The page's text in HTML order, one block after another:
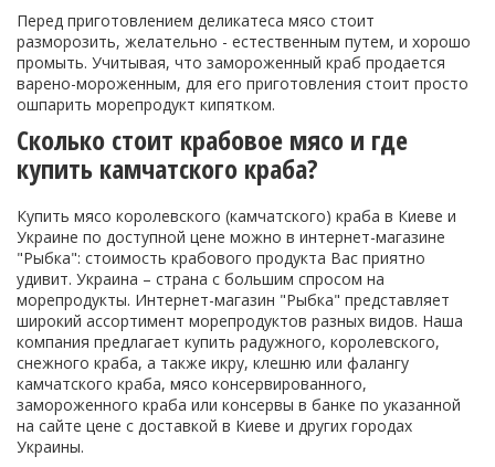
Перед приготовлением деликатеса мясо стоит
разморозить, желательно - естественным путем, и хорошо
промыть. Учитывая, что замороженный краб продается
варено-мороженным, для его приготовления стоит просто
ошпарить морепродукт кипятком.
Сколько стоит крабовое мясо и где
купить камчатского краба?
Купить мясо королевского (камчатского) краба в Киеве и
Украине по доступной цене можно в интернет-магазине
"Рыбка": стоимость крабового продукта Вас приятно
удивит. Украина – страна с большим спросом на
морепродукты. Интернет-магазин "Рыбка" представляет
широкий ассортимент морепродуктов разных видов. Наша
компания предлагает купить радужного, королевского,
снежного краба, а также икру, клешню или фалангу
камчатского краба, мясо консервированного,
замороженного краба или консервы в банке по указанной
на сайте цене с доставкой в Киеве и других городах
Украины.